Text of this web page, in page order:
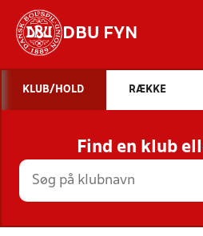
DBU FYN
STILLINGER,
HOLD
KLUB/HOLD RÆKKE
Find en klub